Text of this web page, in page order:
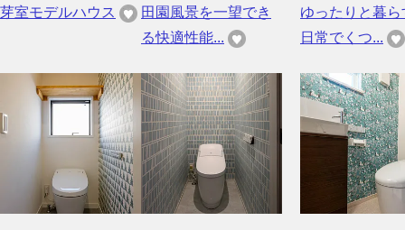
芽室モデルハウス
田園風景を一望でき
る快適性能...
ゆったりと暮
日常でくつ...